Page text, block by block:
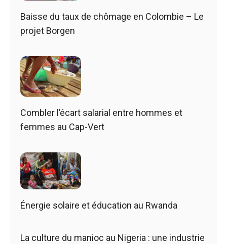
Baisse du taux de chômage en Colombie – Le
projet Borgen
Combler l’écart salarial entre hommes et
femmes au Cap-Vert
Énergie solaire et éducation au Rwanda
La culture du manioc au Nigeria : une industrie